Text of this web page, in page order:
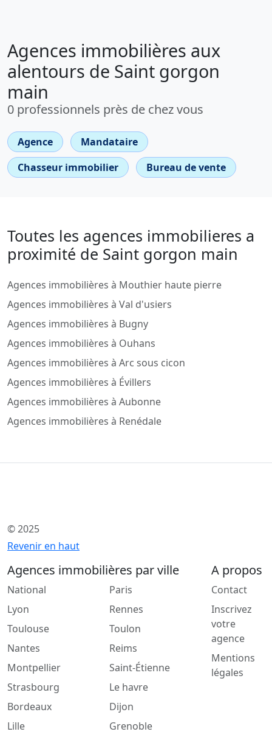
Agences immobilières aux
alentours de Saint gorgon
main
0 professionnels près de chez vous
Agence
Mandataire
Chasseur immobilier
Bureau de vente
Toutes les agences immobilieres a
proximité de Saint gorgon main
Agences immobilières à Mouthier haute pierre
Agences immobilières à Val d'usiers
Agences immobilières à Bugny
Agences immobilières à Ouhans
Agences immobilières à Arc sous cicon
Agences immobilières à Évillers
Agences immobilières à Aubonne
Agences immobilières à Renédale
© 2025
Revenir en haut
Agences immobilières par ville
National
Lyon
Toulouse
Nantes
Montpellier
Strasbourg
Bordeaux
Lille
Paris
Rennes
Toulon
Reims
Saint-Étienne
Le havre
Dijon
Grenoble
A propos
Contact
Inscrivez
votre
agence
Mentions
légales